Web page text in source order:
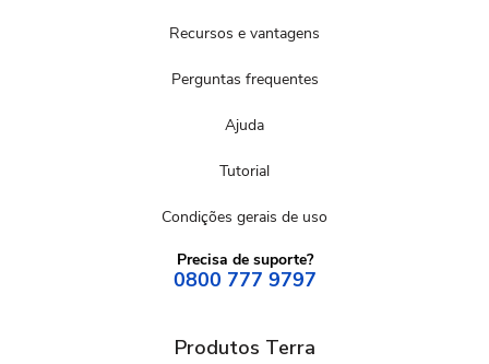
Recursos e vantagens
Perguntas frequentes
Ajuda
Tutorial
Condições gerais de uso
Precisa de suporte?
0800 777 9797
Produtos Terra